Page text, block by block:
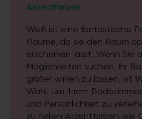
Akzentfarben
Weiß ist eine fantastische
Räume, da sie den Raum
erscheinen lässt. Wenn Sie
Möglichkeiten suchen, Ihr
größer wirken zu lassen, ist
Wahl. Um Ihrem
und Persönlichkeit zu
zu hellen Akzentfarben wie